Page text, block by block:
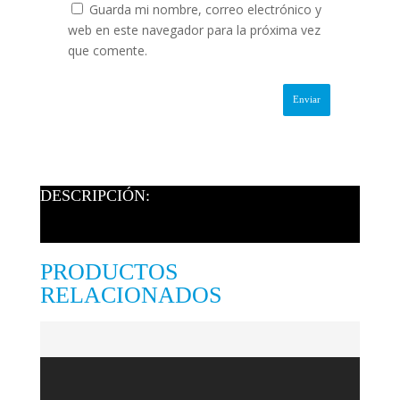
Guarda mi nombre, correo electrónico y
web en este navegador para la próxima vez
que comente.
DESCRIPCIÓN:
PRODUCTOS
RELACIONADOS